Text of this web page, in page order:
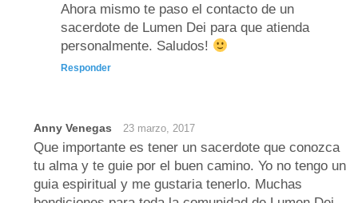
Ahora mismo te paso el contacto de un
sacerdote de Lumen Dei para que atienda
personalmente. Saludos!
Responder
Anny Venegas 23 marzo, 2017
Que importante es tener un sacerdote que conozca
tu alma y te guie por el buen camino. Yo no tengo un
guia espiritual y me gustaria tenerlo. Muchas